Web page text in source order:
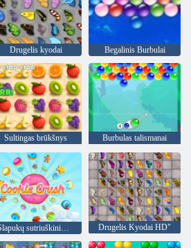
Drugelis kyodai Begalinis Burbulai
Sultingas brūkšnys Burbulas talismanai
Slapukų sutriuškinimas 2 Drugelis Kyodai HD"